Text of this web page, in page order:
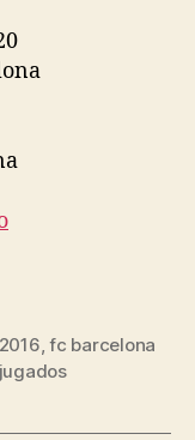
,fc barcelona